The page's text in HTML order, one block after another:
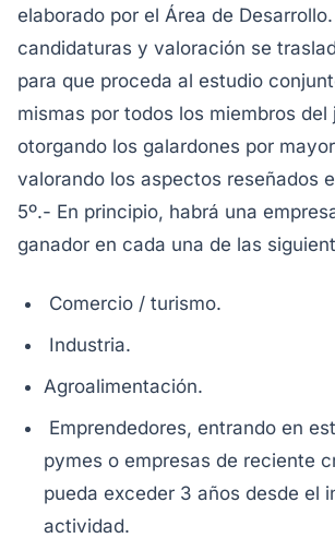
elaborado por el Área de
candidaturas y valoración se
para que proceda al estudio
mismas por todos los miembros del
otorgando los galardones por
valorando los aspectos reseñados
5º.- En principio, habrá una
ganador en cada una de las
Comercio / turismo.
Industria.
Agroalimentación.
Emprendedores, entrando en
pymes o empresas de reciente
pueda exceder 3 años desde el
actividad.